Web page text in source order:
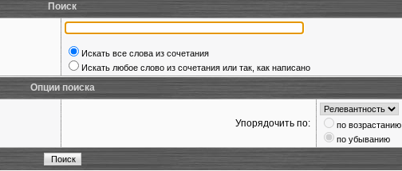
Поиск
Искать все слова из сочетания
Искать любое слово из сочетания или так, как написано
Опции поиска
Упорядочить по:
по возрастанию
по убыванию